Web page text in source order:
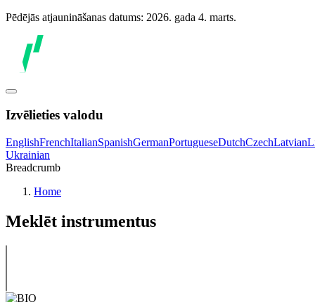
Pēdējās atjaunināšanas datums: 2026. gada 4. marts.
Izvēlieties valodu
EnglishFrenchItalianSpanishGermanPortugueseDutchCzechLatvian
Ukrainian
Breadcrumb
Home
Meklēt instrumentus